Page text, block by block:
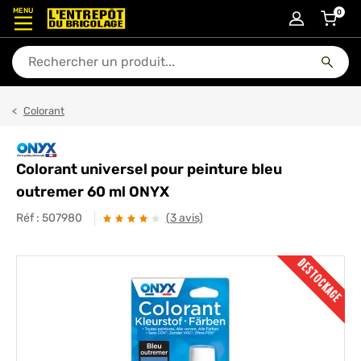
MENU
En quoi puis-je vous aider ?
0article
Colorant
Colorant universel pour peinture bleu
outremer 60 ml ONYX
Réf : 507980 (3 avis)
DESTOCKAGE